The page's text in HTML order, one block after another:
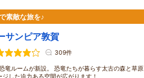
素敵な旅を♪
サンピア敦賀
309件
竜ルームが新設。 恐竜たちが暮らす太古の森と草原
ジした迫力ある空間が広がります！